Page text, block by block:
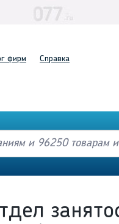
фирм Справка